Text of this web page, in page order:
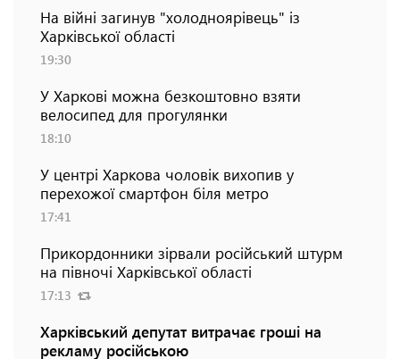
На війні загинув "холодноярівець" із
Харківської області
19:30
У Харкові можна безкоштовно взяти
велосипед для прогулянки
18:10
У центрі Харкова чоловік вихопив у
перехожої смартфон біля метро
17:41
Прикордонники зірвали російський штурм
на півночі Харківської області
17:13
Харківський депутат витрачає гроші на
рекламу російською